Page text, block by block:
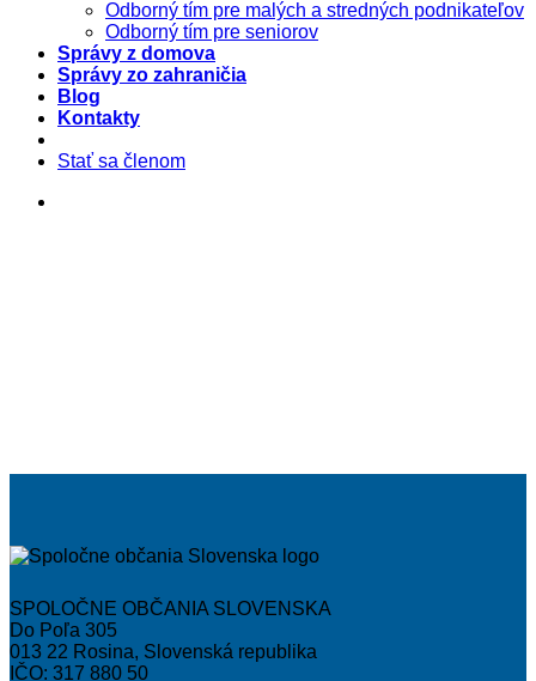
Odborný tím pre malých a stredných podnikateľov
Odborný tím pre seniorov
Správy z domova
Správy zo zahraničia
Blog
Kontakty
Stať sa členom
SPOLOČNE OBČANIA SLOVENSKA
Do Poľa 305
013 22 Rosina, Slovenská republika
IČO: 317 880 50